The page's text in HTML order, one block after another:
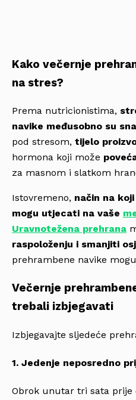
Kako večernje
na stres?
Prema nutricionistima,
navike međusobno su
pod stresom, tijelo
hormona koji može
za masnom i slatkom
Istovremeno, način na
mogu utjecati na vaše
Uravnotežena prehrana
raspoloženju i smanjiti
prehrambene navike
Večernje
trebali izbjegavati
Izbjegavajte sljedeće
1. Jedenje neposredno
Obrok unutar tri sata prije